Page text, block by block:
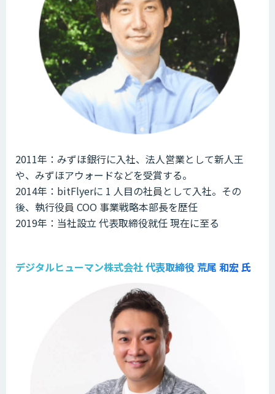
2011年：みずほ銀行に入社、法人営業として新人王
や、みずほアウォードなどを受賞する。
2014年：bitFlyerに 1 人目の社員として入社。その
後、執行役員 COO 事業戦略本部長を歴任
2019年：当社設立 代表取締役就任 現在に至る
デジタルヒューマン株式会社 代表取締役 荒尾 和宏 氏